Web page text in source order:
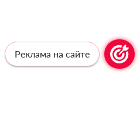
Реклама на сайте